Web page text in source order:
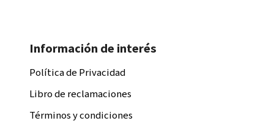
Información de interés
Política de Privacidad
Libro de reclamaciones
Términos y condiciones